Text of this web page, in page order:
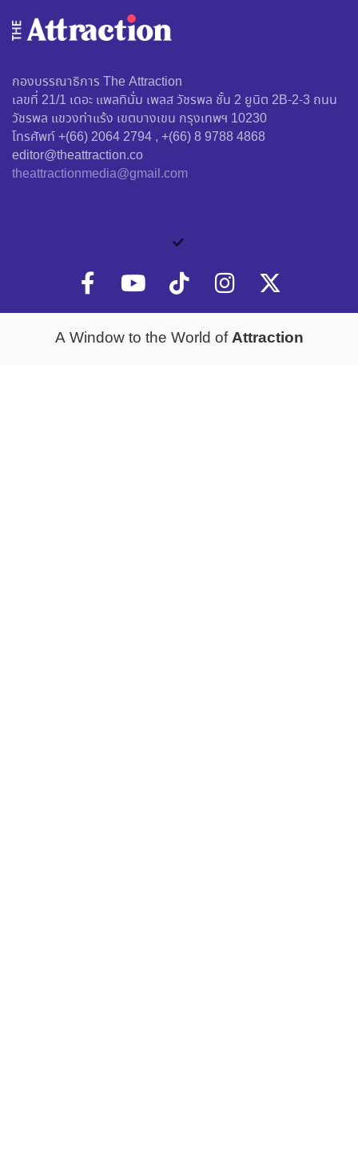
กองบรรณาธิการ The Attraction
เลขที่ 21/1 เดอะ แพลทินั่ม เพลส วัชรพล ชั้น 2 ยูนิต 2B-2-3 ถนน
วัชรพล แขวงท่าแร้ง เขตบางเขน กรุงเทพฯ 10230
โทรศัพท์ +(66) 2064 2794 , +(66) 8 9788 4868
editor@theattraction.co
theattractionmedia@gmail.com
A Window to the World ofAttraction